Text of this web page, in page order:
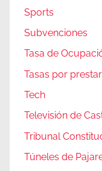
Sports
Subvenciones
Tasa de
Tasas por
Tech
Televisión de
Tribunal
Túneles de